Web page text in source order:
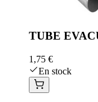
TUBE
1,75 €
En stock